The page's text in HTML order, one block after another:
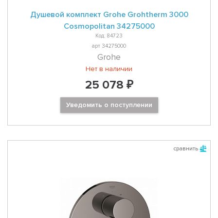
Душевой комплект Grohe Grohtherm 3000
Cosmopolitan 34275000
Код: 84723
арт 34275000
Grohe
Нет в наличии
25 078 ₽
Уведомить о поступлении
сравнить